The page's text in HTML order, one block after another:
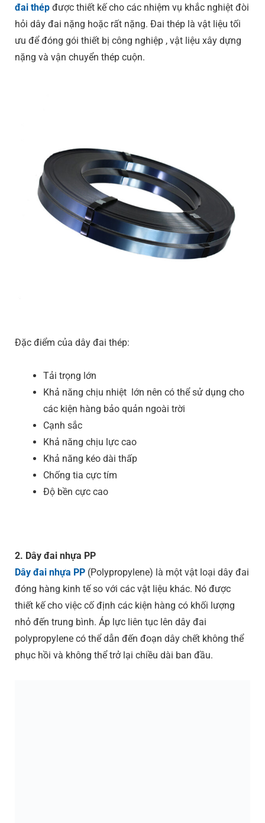
đai thép được thiết kế cho các nhiệm vụ khắc nghiệt đòi
hỏi dây đai nặng hoặc rất nặng. Đai thép là vật liệu tối
ưu để đóng gói thiết bị công nghiệp , vật liệu xây dựng
nặng và vận chuyển thép cuộn.
Đặc điểm của dây đai thép:
Tải trọng lớn
Khả năng chịu nhiệt lớn nên có thể sử dụng cho
các kiện hàng bảo quản ngoài trời
Cạnh sắc
Khả năng chịu lực cao
Khả năng kéo dài thấp
Chống tia cực tím
Độ bền cực cao
2. Dây đai nhựa PP
Dây đai nhựa PP (Polypropylene) là một vật loại dây đai
đóng hàng kinh tế so với các vật liệu khác. Nó được
thiết kế cho việc cố định các kiện hàng có khối lượng
nhỏ đến trung bình. Áp lực liên tục lên dây đai
polypropylene có thể dẫn đến đoạn dây chết không thể
phục hồi và không thể trở lại chiều dài ban đầu.